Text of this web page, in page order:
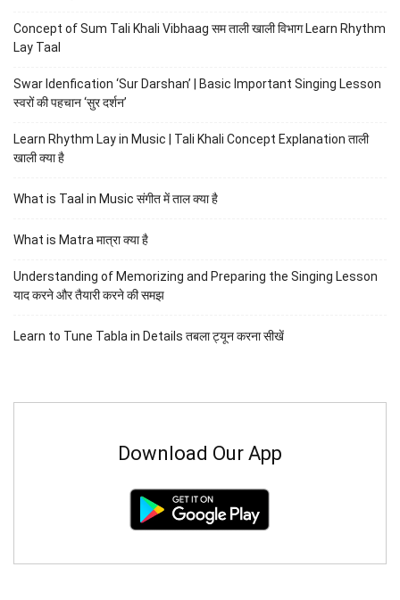
Concept of Sum Tali Khali Vibhaag सम ताली खाली विभाग Learn Rhythm
Lay Taal
Swar Idenfication ‘Sur Darshan’ | Basic Important Singing Lesson
स्वरों की पहचान ‘सुर दर्शन’
Learn Rhythm Lay in Music | Tali Khali Concept Explanation ताली
खाली क्या है
What is Taal in Music संगीत में ताल क्या है
What is Matra मात्रा क्या है
Understanding of Memorizing and Preparing the Singing Lesson
याद करने और तैयारी करने की समझ
Learn to Tune Tabla in Details तबला ट्यून करना सीखें
Download Our App